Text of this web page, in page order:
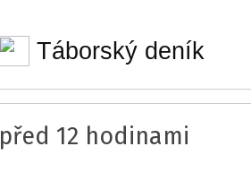
Táborský deník
před 12 hodinami